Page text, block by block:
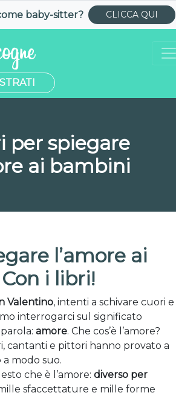
baby-sitter? CLICCA QUI
per spiegare
ai bambini
l’amore ai
i libri!
Valentino, intenti a schivare cuori e
interrogarci sul significato
amore. Che cos’è l’amore?
cantanti e pittori hanno provato a
modo suo.
che è l’amore: diverso per
sfaccettature e mille forme